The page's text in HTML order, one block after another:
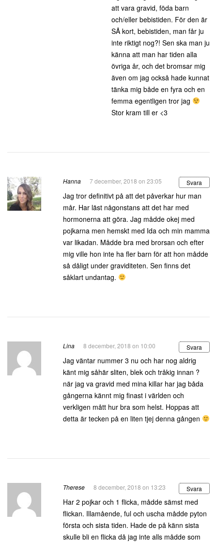
att vara gravid, föda barn
och/eller bebistiden. För den är
SÅ kort, bebistiden, man får ju
inte riktigt nog?! Sen ska man ju
känna att man har tiden alla
övriga år, och det bromsar mig
även om jag också hade kunnat
tänka mig både en fyra och en
femma egentligen tror jag
Stor kram till er <3
Hanna 7 december, 2018 on 23:05 Svara
Jag tror definitivt på att det påverkar hur man
mår. Har läst någonstans att det har med
hormonerna att göra. Jag mådde okej med
pojkarna men hemskt med Ida och min mamma
var likadan. Mådde bra med brorsan och efter
mig ville hon inte ha fler barn för att hon mådde
så dåligt under graviditeten. Sen finns det
såklart undantag.
Lina 8 december, 2018 on 10:00 Svara
Jag väntar nummer 3 nu och har nog aldrig
känt mig såhär sliten, blek och tråkig innan ?
när jag va gravid med mina killar har jag båda
gångerna kännt mig finast i världen och
verkligen mått hur bra som helst. Hoppas att
detta är tecken på en liten tjej denna gången
Therese 8 december, 2018 on 13:23 Svara
Har 2 pojkar och 1 flicka, mådde sämst med
flickan. Illamående, ful och uscha mådde pyton
första och sista tiden. Hade de på känn sista
skulle bli en flicka då jag inte alls mådde som